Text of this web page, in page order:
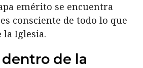
emérito se encuentra
consciente de todo lo que
Iglesia.
de la